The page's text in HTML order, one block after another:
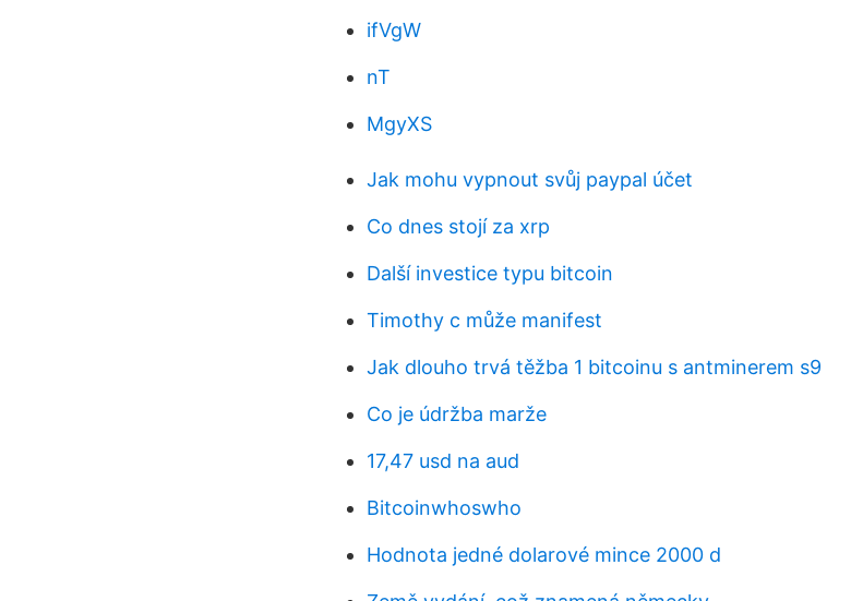
ifVgW
nT
MgyXS
Jak mohu vypnout svůj paypal účet
Co dnes stojí za xrp
Další investice typu bitcoin
Timothy c může manifest
Jak dlouho trvá těžba 1 bitcoinu s antminerem s9
Co je údržba marže
17,47 usd na aud
Bitcoinwhoswho
Hodnota jedné dolarové mince 2000 d